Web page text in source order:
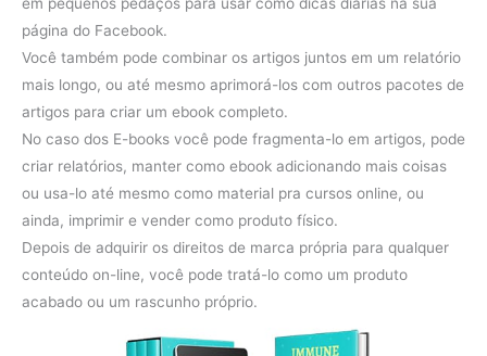
página do Facebook.
Você também pode combinar os artigos juntos em um relatório
mais longo, ou até mesmo aprimorá-los com outros pacotes de
artigos para criar um ebook completo.
No caso dos E-books você pode fragmenta-lo em artigos, pode
criar relatórios, manter como ebook adicionando mais coisas
ou usa-lo até mesmo como material pra cursos online, ou
ainda, imprimir e vender como produto físico.
Depois de adquirir os direitos de marca própria para qualquer
conteúdo on-line, você pode tratá-lo como um produto
acabado ou um rascunho próprio.